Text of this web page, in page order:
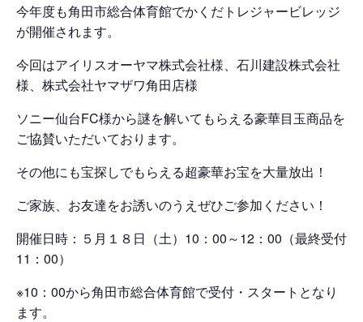
今年度も角田市総合体育館でかくだトレジャービレッジ
が開催されます。
今回はアイリスオーヤマ株式会社様、石川建設株式会社
様、株式会社ヤマザワ角田店様
ソニー仙台FC様から謎を解いてもらえる豪華目玉商品を
ご協賛いただいております。
その他にも宝探しでもらえる超豪華お宝を大量放出！
ご家族、お友達をお誘いのうえぜひご参加ください！
開催日時：５月１８日（土）10：00～12：00（最終受付
11：00）
※10：00から角田市総合体育館で受付・スタートとなり
ます。